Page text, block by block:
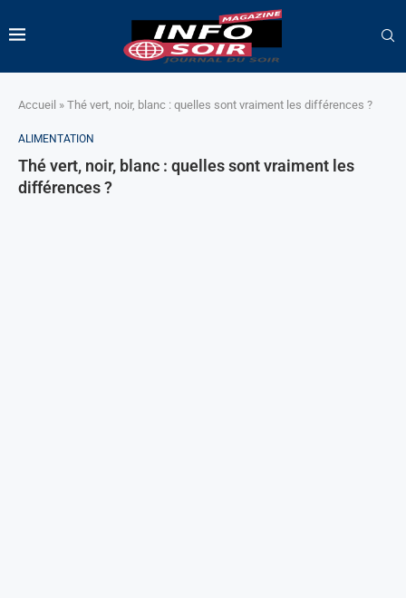
Accueil » Thé vert, noir, blanc : quelles sont vraiment les différences ?
ALIMENTATION
Thé vert, noir, blanc : quelles sont vraiment les
différences ?